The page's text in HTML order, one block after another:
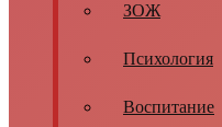
ЗОЖ
Психология
Воспитание